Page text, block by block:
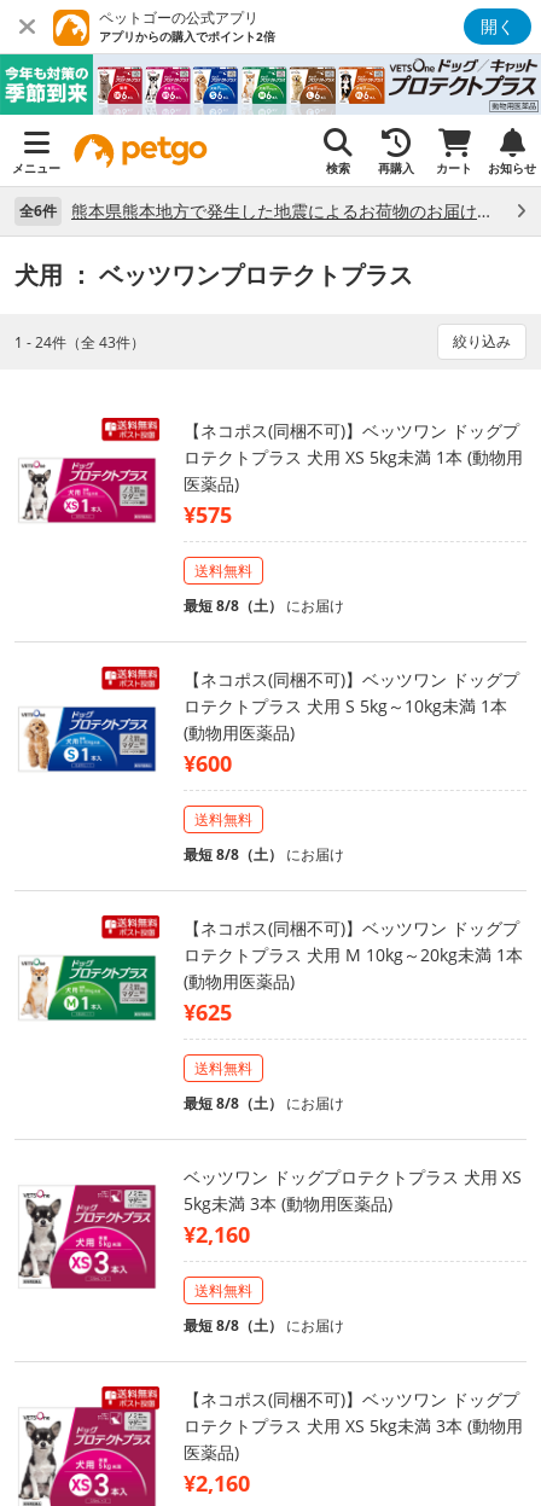
ペットゴーの公式アプリ
アプリからの購入でポイント2倍 開く
メニュー 検索 再購入 カート お知らせ
全6件 熊本県熊本地方で発生した地震によるお荷物のお届け状況について （7/28）
犬用 ： ベッツワンプロテクトプラス
1 - 24件（全 43件） 絞り込み
【ネコポス(同梱不可)】ベッツワン ドッグプ
ロテクトプラス 犬用 XS 5kg未満 1本 (動物用
医薬品)
¥575
送料無料
最短 8/8（土） にお届け
【ネコポス(同梱不可)】ベッツワン ドッグプ
ロテクトプラス 犬用 S 5kg～10kg未満 1本
(動物用医薬品)
¥600
送料無料
最短 8/8（土） にお届け
【ネコポス(同梱不可)】ベッツワン ドッグプ
ロテクトプラス 犬用 M 10kg～20kg未満 1本
(動物用医薬品)
¥625
送料無料
最短 8/8（土） にお届け
ベッツワン ドッグプロテクトプラス 犬用 XS
5kg未満 3本 (動物用医薬品)
¥2,160
送料無料
最短 8/8（土） にお届け
【ネコポス(同梱不可)】ベッツワン ドッグプ
ロテクトプラス 犬用 XS 5kg未満 3本 (動物用
医薬品)
¥2,160